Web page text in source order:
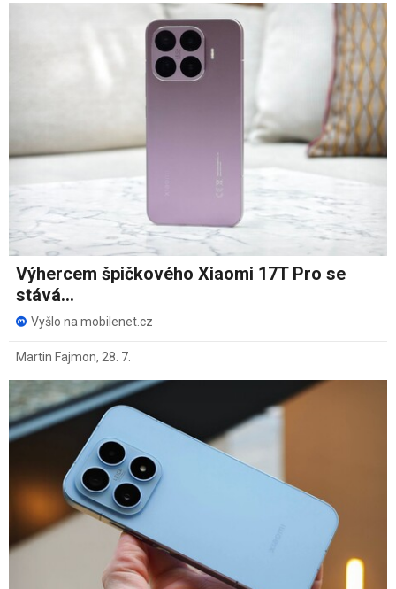
Výhercem špičkového Xiaomi 17T Pro se
stává...
Vyšlo na mobilenet.cz
Martin Fajmon, 28. 7.